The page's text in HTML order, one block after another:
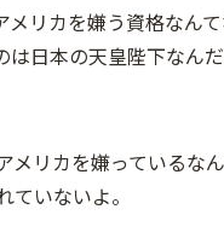
メリカを嫌う資格なん
は日本の天皇陛下なんだ
メリカを嫌っているな
ていないよ。